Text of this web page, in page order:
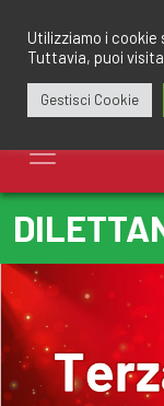
contenuto
Utilizziamo i
Tuttavia, puoi
Gestisci Cookie